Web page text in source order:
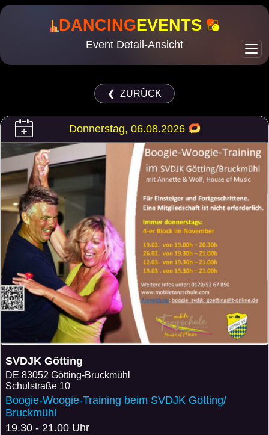
DANCINGEVENTS
Event Detail-Ansicht
❮ ZURÜCK
Donnerstag, 06.08.2026
SVDJK Götting
DE 83052 Götting-Bruckmühl
Schulstraße 10
Boogie-Woogie-Training beim SVDJK Götting/
Bruckmühl
19.30 - 21.00 Uhr